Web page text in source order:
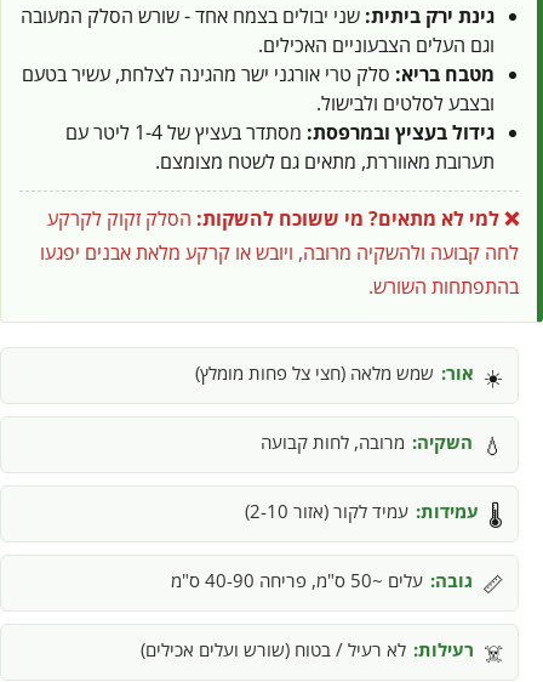
גינת ירק ביתית: שני יבולים בצמח אחד - שורש הסלק המעובה
וגם העלים הצבעוניים האכילים.
מטבח בריא: סלק טרי אורגני ישר מהגינה לצלחת, עשיר בטעם
ובצבע לסלטים ולבישול.
גידול בעציץ ובמרפסת:
מסתדר בעציץ של 1-4 ליטר עם
תערובת מאווררת, מתאים גם לשטח מצומצם.
❌ למי לא מתאים? מי ששוכח להשקות: הסלק זקוק לקרקע
לחה קבועה ולהשקיה מרובה, ויובש או קרקע מלאת אבנים יפגעו
בהתפתחות השורש.
☀️ אור: שמש מלאה (חצי צל פחות מומלץ)
💧 השקיה: מרובה, לחות קבועה
🌡️ עמידות: עמיד לקור (אזור 2-10)
📏 גובה: עלים ~50 ס"מ, פריחה 40-90 ס"מ
☠️ רעילות: לא רעיל / בטוח (שורש ועלים אכילים)